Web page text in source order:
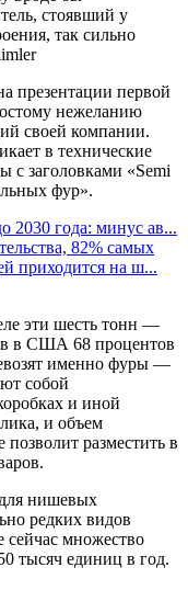
стоявший у
так сильно
презентации первой
нежеланию
своей компании.
в технические
с заголовками «Semi
фур».
2030 года: минус ав...
82% самых
приходится на ш...
эти шесть тонн —
в США 68 процентов
именно фуры —
собой
и иной
и объем
разместить в
нишевых
редких видов
сейчас множество
тысяч единиц в год.